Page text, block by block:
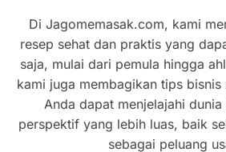
Di Jagomemasak.com, kami
resep sehat dan praktis yang
saja, mulai dari pemula hingga
kami juga membagikan tips bisnis
Anda dapat menjelajahi
perspektif yang lebih luas, baik
sebagai peluang